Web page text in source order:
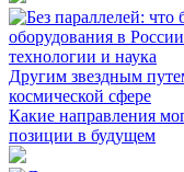
технологии и наука
Другим звездным
космической сфере
Какие направления
позиции в будущем